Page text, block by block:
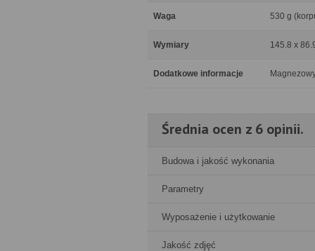
Waga 530 g
Wymiary 145.8 x
Dodatkowe informacje
Średnia ocen z 6 opinii.
Budowa i jakość wykonania
Parametry
Wyposażenie i użytkowanie
Jakość zdjęć